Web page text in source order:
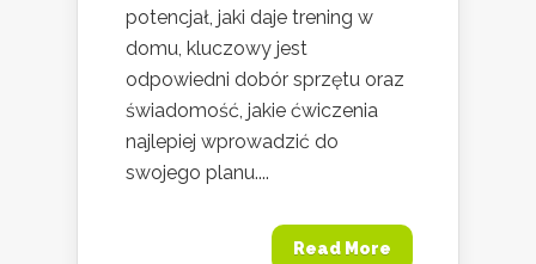
potencjał, jaki daje trening w
domu, kluczowy jest
odpowiedni dobór sprzętu oraz
świadomość, jakie ćwiczenia
najlepiej wprowadzić do
swojego planu....
Read More